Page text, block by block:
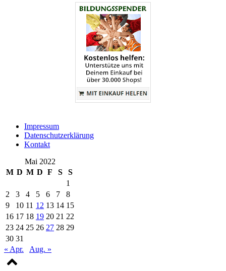
Impressum
Datenschutzerklärung
Kontakt
Mai 2022
M D M D F S
S
1
2
3 4 5 6 7
8
9
10 11 12 13 14 15
16 17 18 19 20 21 22
23 24 25 26 27 28 29
30 31
« Apr.
Aug. »